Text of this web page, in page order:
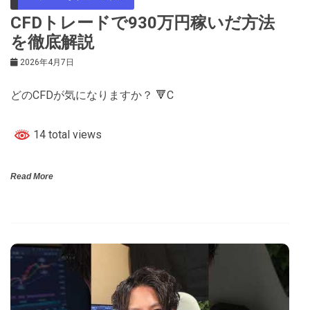
CFDトレードで930万円稼いだ方法
を徹底解説
2026年4月7日
どのCFDが気になりますか？ 🔻C
14 total views
Read More